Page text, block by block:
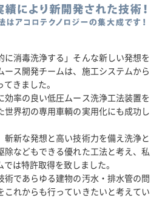
に消毒洗浄する」そんな新しい発想を
ース開発チームは、施工システムから
きました。
効率の良い低圧ムース洗浄工法装置を
世界初の専用車輌の実用化にも成功し
斬新な発想と高い技術力を備え洗浄と
除などもできる優れた工法と考え、私
は特許取得を致しました。
術であらゆる建物の汚水・排水管の問
これからも行っていきたいと考えてい